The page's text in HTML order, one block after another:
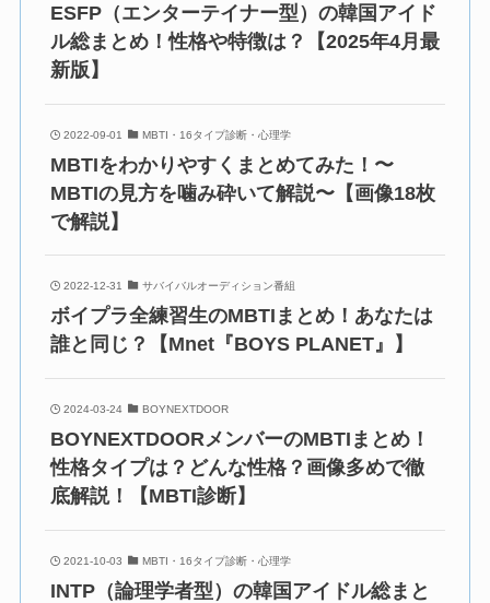
ESFP（エンターテイナー型）の韓国アイド
ル総まとめ！性格や特徴は？【2025年4月最
新版】
2022-09-01 MBTI・16タイプ診断・心理学
MBTIをわかりやすくまとめてみた！〜
MBTIの見方を噛み砕いて解説〜【画像18枚
で解説】
2022-12-31 サバイバルオーディション番組
ボイプラ全練習生のMBTIまとめ！あなたは
誰と同じ？【Mnet『BOYS PLANET』】
2024-03-24 BOYNEXTDOOR
BOYNEXTDOORメンバーのMBTIまとめ！
性格タイプは？どんな性格？画像多めで徹
底解説！【MBTI診断】
2021-10-03 MBTI・16タイプ診断・心理学
INTP（論理学者型）の韓国アイドル総まと